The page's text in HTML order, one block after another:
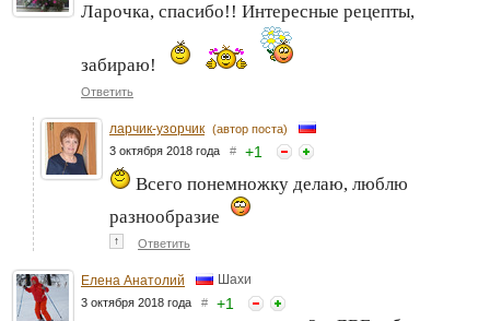
Ларочка, спасибо!! Интересные рецепты,
забираю!
Ответить
ларчик-узорчик (автор поста)
3 октября 2018 года # +1
Всего понемножку делаю, люблю
разнообразие
↑ Ответить
Елена Анатолий Шахи
3 октября 2018 года # +1